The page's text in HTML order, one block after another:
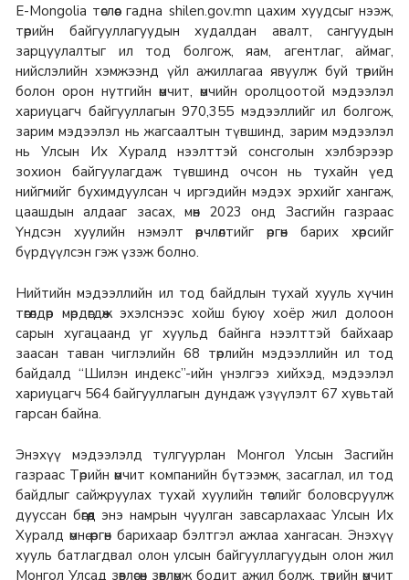
Е-Mongolia төслөөс гадна shilen.gov.mn цахим хуудсыг нээж,
төрийн байгууллагуудын худалдан авалт, сангуудын
зарцуулалтыг ил тод болгож, яам, агентлаг, аймаг,
нийслэлийн хэмжээнд үйл ажиллагаа явуулж буй төрийн
болон орон нутгийн өмчит, өмчийн оролцоотой мэдээлэл
хариуцагч байгууллагын 970,355 мэдээллийг ил болгож,
зарим мэдээлэл нь жагсаалтын түвшинд, зарим мэдээлэл
нь Улсын Их Хуралд нээлттэй сонсголын хэлбэрээр
зохион байгуулагдаж түвшинд очсон нь тухайн үед
нийгмийг бухимдуулсан ч иргэдийн мэдэх эрхийг хангаж,
цаашдын алдааг засах, мөн 2023 онд Засгийн газраас
Үндсэн хуулийн нэмэлт өөрчлөлтийг өргөн барих хөрсийг
бүрдүүлсэн гэж үзэж болно.
Нийтийн мэдээллийн ил тод байдлын тухай хууль хүчин
төгөлдөр мөрдөгдөж эхэлснээс хойш буюу хоёр жил долоон
сарын хугацаанд уг хуульд байнга нээлттэй байхаар
заасан таван чиглэлийн 68 төрлийн мэдээллийн ил тод
байдалд “Шилэн индекс”-ийн үнэлгээ хийхэд, мэдээлэл
хариуцагч 564 байгууллагын дундаж үзүүлэлт 67 хувьтай
гарсан байна.
Энэхүү мэдээлэлд тулгуурлан Монгол Улсын Засгийн
газраас Төрийн өмчит компанийн бүтээмж, засаглал, ил тод
байдлыг сайжруулах тухай хуулийн төслийг боловсруулж
дууссан бөгөөд энэ намрын чуулган завсарлахаас Улсын Их
Хуралд өмнө өргөн барихаар бэлтгэл ажлаа хангасан. Энэхүү
хууль батлагдвал олон улсын байгууллагуудын олон жил
Монгол Улсад зөвлөсөн зөвлөмж бодит ажил болж, төрийн өмчит